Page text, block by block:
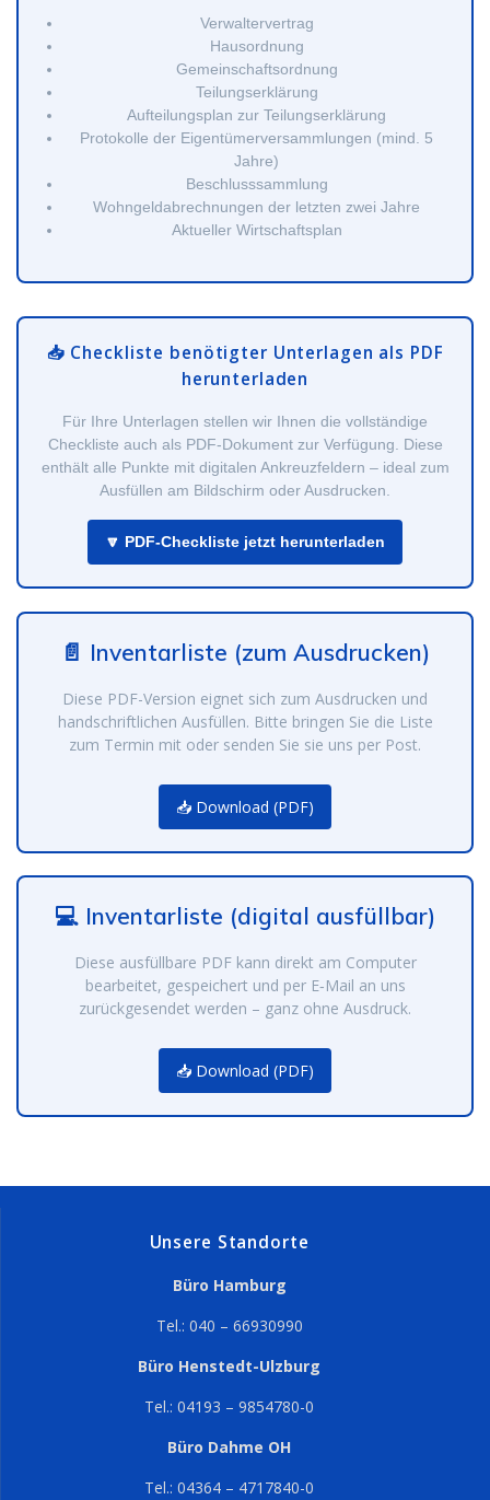
Verwaltervertrag
Hausordnung
Gemeinschaftsordnung
Teilungserklärung
Aufteilungsplan zur Teilungserklärung
Protokolle der Eigentümerversammlungen (mind. 5
Jahre)
Beschlusssammlung
Wohngeldabrechnungen der letzten zwei Jahre
Aktueller Wirtschaftsplan
📥 Checkliste benötigter Unterlagen als PDF
herunterladen
Für Ihre Unterlagen stellen wir Ihnen die vollständige
Checkliste auch als PDF-Dokument zur Verfügung. Diese
enthält alle Punkte mit digitalen Ankreuzfeldern – ideal zum
Ausfüllen am Bildschirm oder Ausdrucken.
🔽 PDF-Checkliste jetzt herunterladen
📄 Inventarliste (zum Ausdrucken)
Diese PDF-Version eignet sich zum Ausdrucken und
handschriftlichen Ausfüllen. Bitte bringen Sie die Liste
zum Termin mit oder senden Sie sie uns per Post.
📥 Download (PDF)
💻 Inventarliste (digital ausfüllbar)
Diese ausfüllbare PDF kann direkt am Computer
bearbeitet, gespeichert und per E‑Mail an uns
zurückgesendet werden – ganz ohne Ausdruck.
📥 Download (PDF)
Unsere Standorte
Büro Hamburg
Tel.: 040 – 66930990
Büro Henstedt-Ulzburg
Tel.: 04193 – 9854780-0
Büro Dahme OH
Tel.: 04364 – 4717840-0